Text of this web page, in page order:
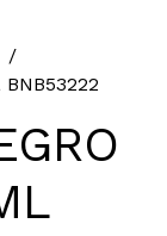
BNB53222